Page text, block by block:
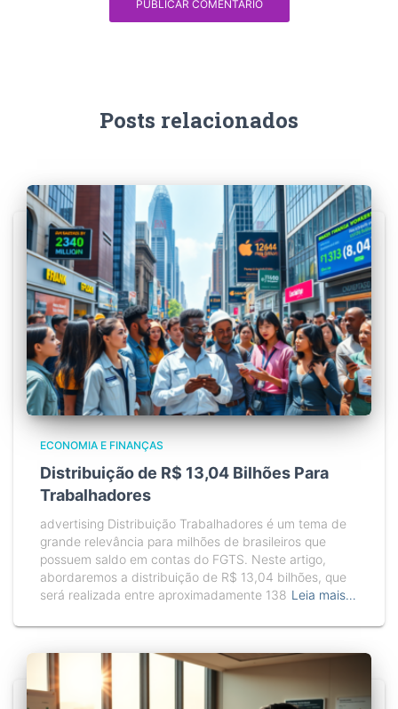
Posts relacionados
ECONOMIA E FINANÇAS
Distribuição de R$ 13,04 Bilhões Para
Trabalhadores
advertising Distribuição Trabalhadores é um tema de
grande relevância para milhões de brasileiros que
possuem saldo em contas do FGTS. Neste artigo,
abordaremos a distribuição de R$ 13,04 bilhões, que
será realizada entre aproximadamente 138 Leia mais…